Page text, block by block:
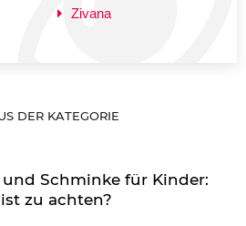
Zivana
DER KATEGORIE
Schminke für Kinder:
zu achten?